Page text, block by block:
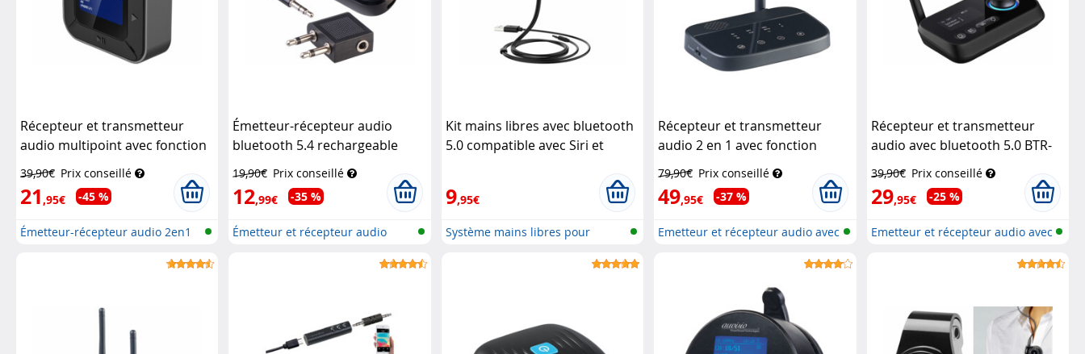
Récepteur et transmetteur
audio multipoint avec fonction
Auvisio
39,90€ Prix conseillé
21,95€ -45 %
Émetteur-récepteur audio 2en1
Émetteur-récepteur audio
bluetooth 5.4 rechargeable
avec adaptateur avion
19,90€ Prix conseillé
12,99€ -35 %
Émetteur et récepteur audio
Kit mains libres avec bluetooth
5.0 compatible avec Siri et
9,95€
Système mains libres pour
Récepteur et transmetteur
audio 2 en 1 avec fonction
bluetooth, jusqu'à 50 m
79,90€ Prix conseillé
49,95€ -37 %
Emetteur et récepteur audio avec
Récepteur et transmetteur
audio avec bluetooth 5.0 BTR-
39,90€ Prix conseillé
29,95€ -25 %
Emetteur et récepteur audio avec